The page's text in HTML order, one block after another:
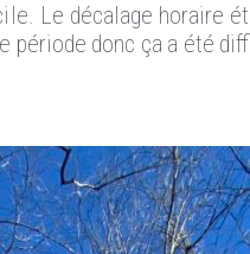
Le décalage horaire
période donc ça a été